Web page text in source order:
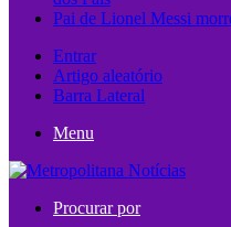
Pai de Lionel Messi
Entrar
Artigo aleatório
Barra Lateral
Menu
Procurar por